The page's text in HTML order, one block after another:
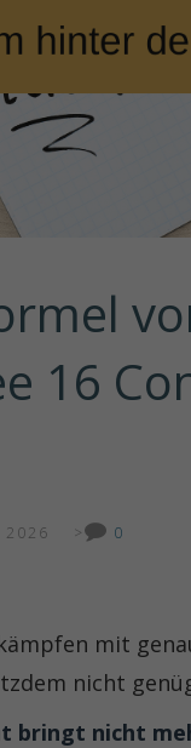
16
2026 > 0
mit
nicht
bringt nicht